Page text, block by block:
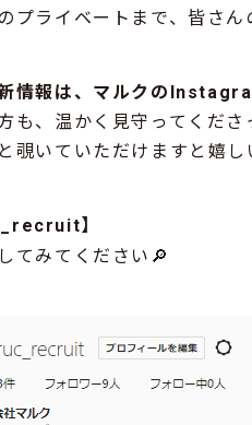
プライベートまで、皆さ
情報は、マルクの
も、温かく見守ってくださ
覗いていただけますと嬉し
】
してみてください🔎